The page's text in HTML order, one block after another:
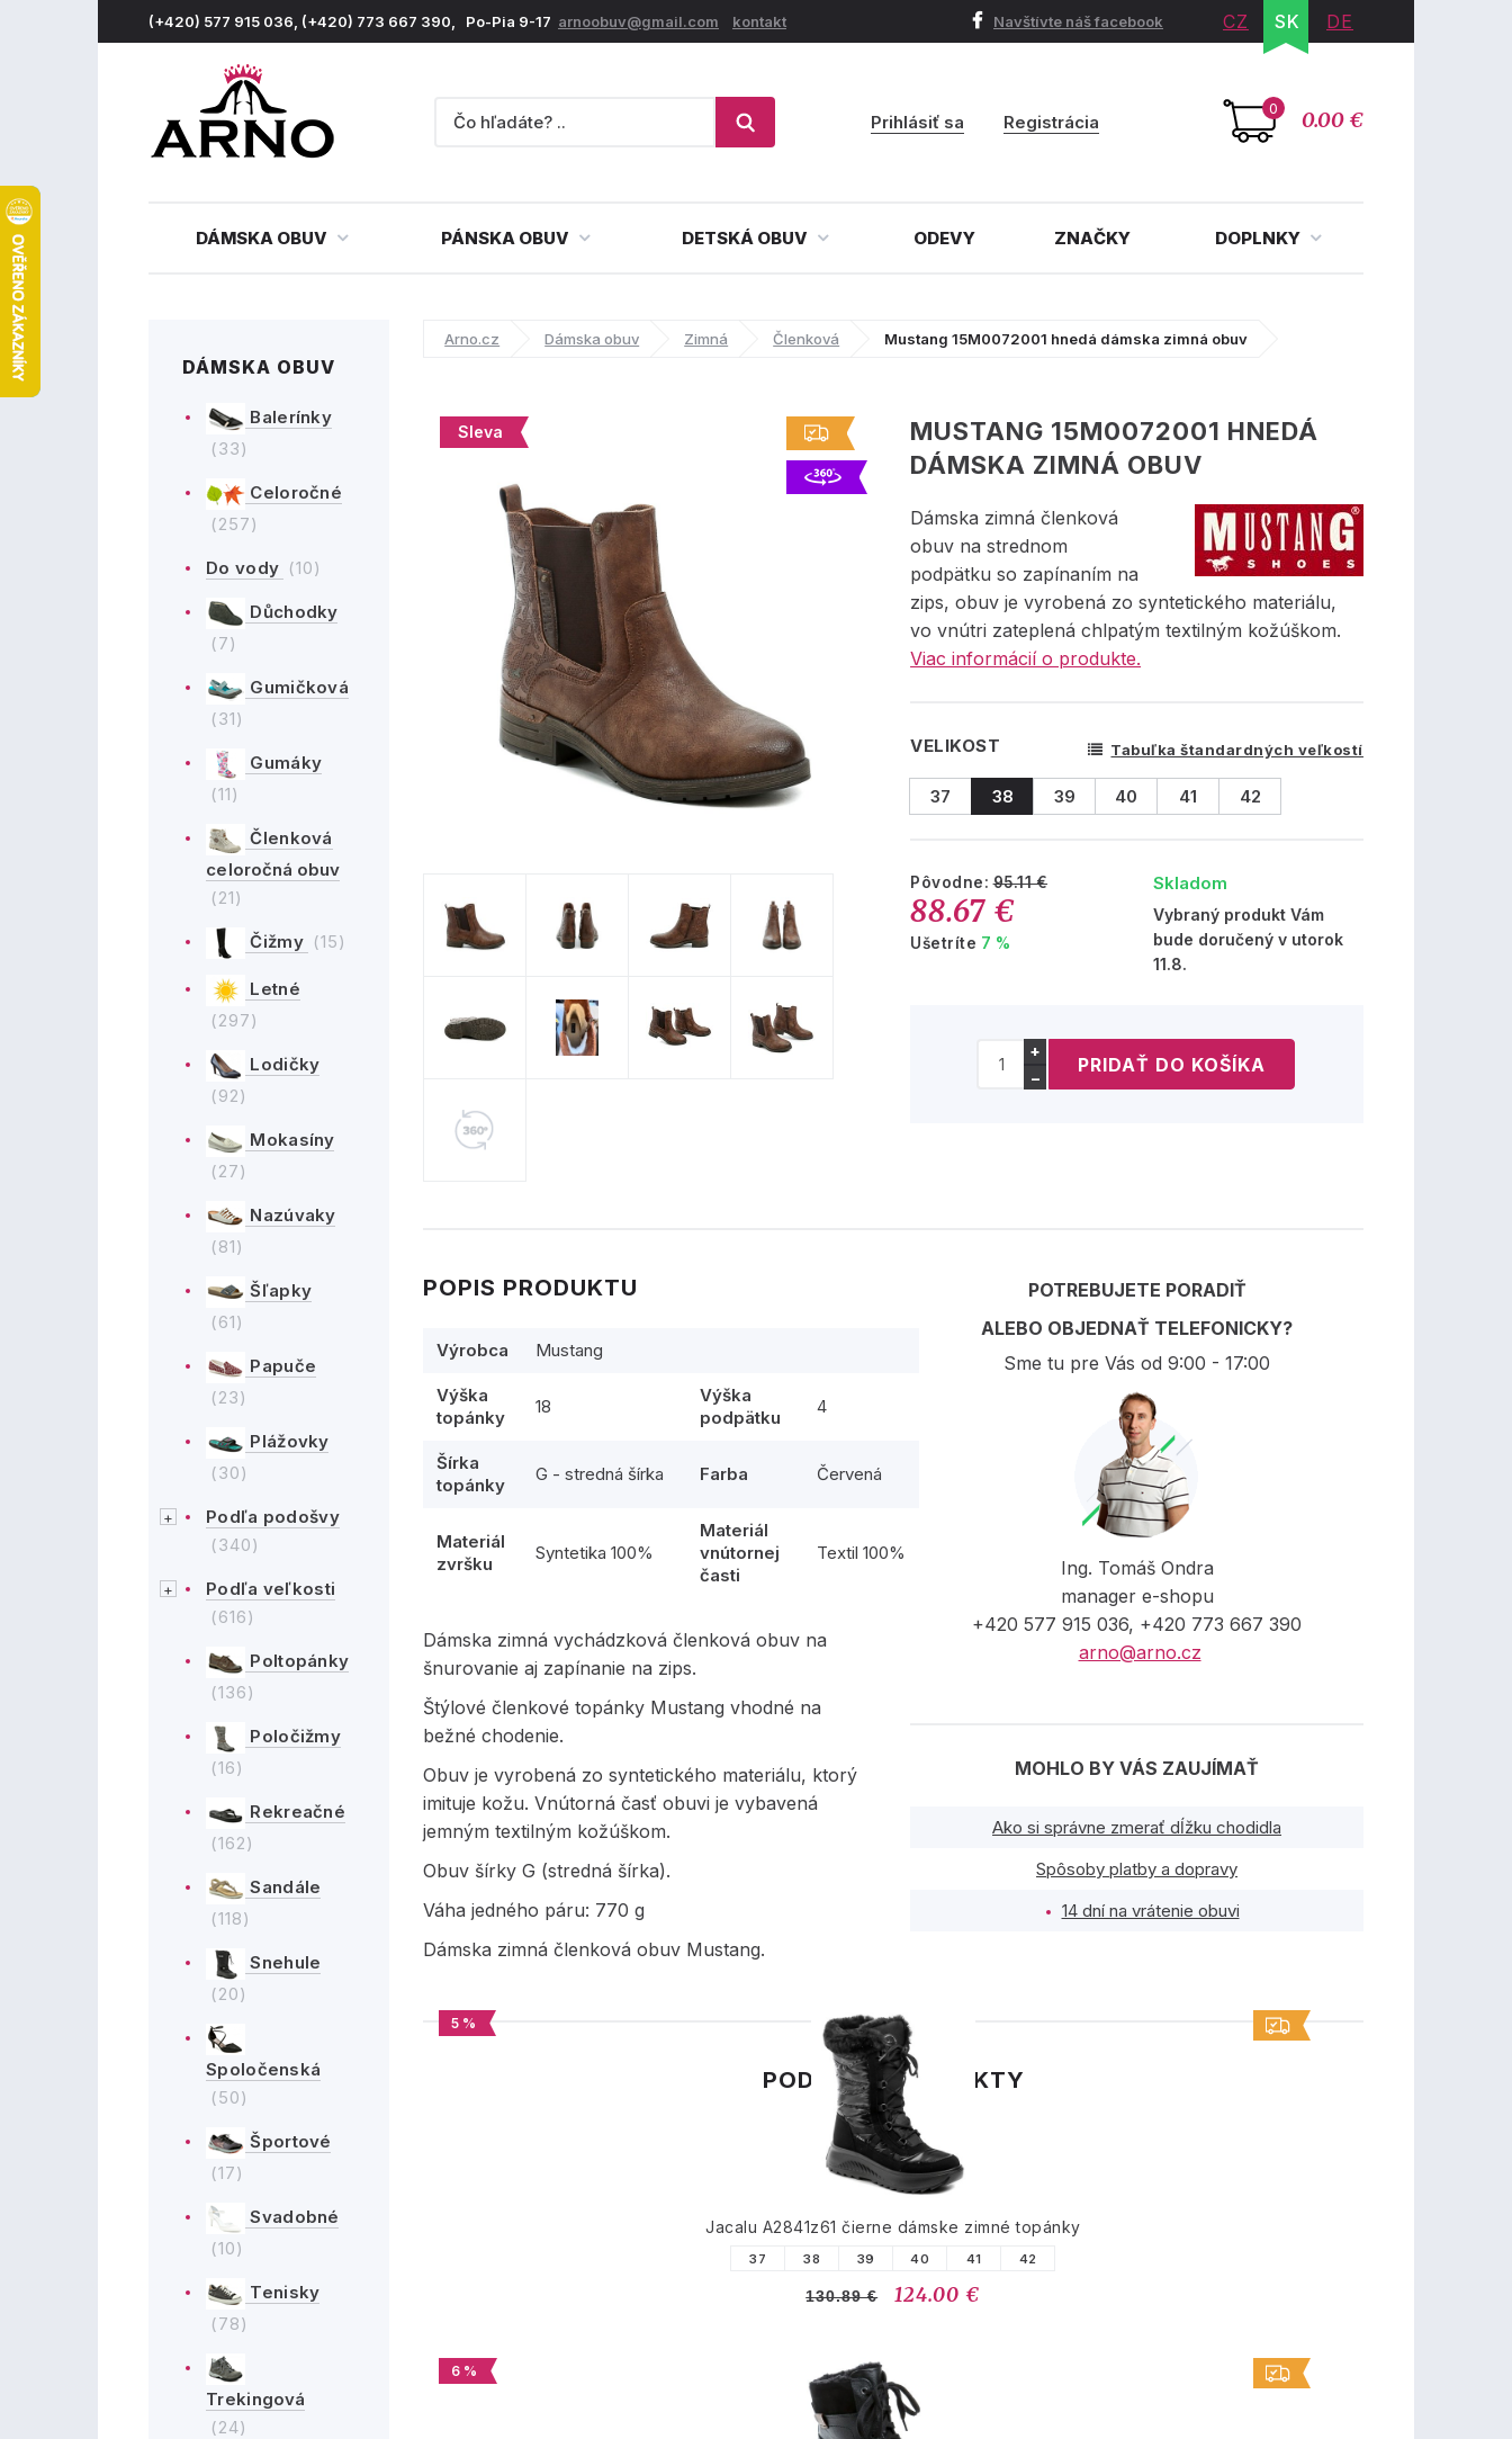
(+420) 577 915 036, (+420) 773 667 390, Po-Pia 9-17 arnoobuv@gmail.com kontakt Navštívte náš facebook CZ SK DE
0 0.00 €
Prihlásiť sa Registrácia
DÁMSKA OBUV PÁNSKA OBUV DETSKÁ OBUV ODEVY ZNAČKY DOPLNKY
DÁMSKA OBUV
Balerínky
(33)
Celoročné
(257)
Do vody (10)
Důchodky
(7)
Gumičková
(31)
Gumáky
(11)
Členková
celoročná obuv
(21)
Čižmy (15)
Letné
(297)
Lodičky
(92)
Mokasíny
(27)
Nazúvaky
(81)
Šľapky
(61)
Papuče
(23)
Plážovky
(30)
Podľa podošvy
(340)
Podľa veľkosti
(616)
Poltopánky
(136)
Poločižmy
(16)
Rekreačné
(162)
Sandále
(118)
Snehule
(20)
Spoločenská
(50)
Športové
(17)
Svadobné
(10)
Tenisky
(78)
Trekingová
(24)
Arno.cz Dámska obuv Zimná Členková Mustang 15M0072001 hnedá dámska zimná obuv
Sleva
MUSTANG 15M0072001 HNEDÁ
DÁMSKA ZIMNÁ OBUV
Dámska zimná členková
obuv na strednom
podpätku so zapínaním na
zips, obuv je vyrobená zo syntetického materiálu,
vo vnútri zateplená chlpatým textilným kožúškom.
Viac informácií o produkte.
VELIKOST Tabuľka štandardných veľkostí
37 38 39 40 41 42
Pôvodne:95.11 €
88.67 €
Ušetríte 7 %
Skladom
Vybraný produkt Vám
bude doručený v utorok
11.8.
+
−
POPIS PRODUKTU
Výrobca Mustang
Výška
topánky
18
Výška
podpätku
4
Šírka
topánky
G - stredná šírka Farba Červená
Materiál
zvršku
Syntetika 100%
Materiál
vnútornej
časti
Textil 100%
Dámska zimná vychádzková členková obuv na
šnurovanie aj zapínanie na zips.
Štýlové členkové topánky Mustang vhodné na
bežné chodenie.
Obuv je vyrobená zo syntetického materiálu, ktorý
imituje kožu. Vnútorná časť obuvi je vybavená
jemným textilným kožúškom.
Obuv šírky G (stredná šírka).
Váha jedného páru: 770 g
Dámska zimná členková obuv Mustang.
POTREBUJETE PORADIŤ
ALEBO OBJEDNAŤ TELEFONICKY?
Sme tu pre Vás od 9:00 - 17:00
Ing. Tomáš Ondra
manager e-shopu
+420 577 915 036, +420 773 667 390
arno@arno.cz
MOHLO BY VÁS ZAUJÍMAŤ
Ako si správne zmerať dĺžku chodidla
Spôsoby platby a dopravy
14 dní na vrátenie obuvi
PODOBNÉ PRODUKTY
5 %
Jacalu A2841z61 čierne dámske zimné topánky
37 38 39 40 41 42
130.89 € 124.00 €
6 %